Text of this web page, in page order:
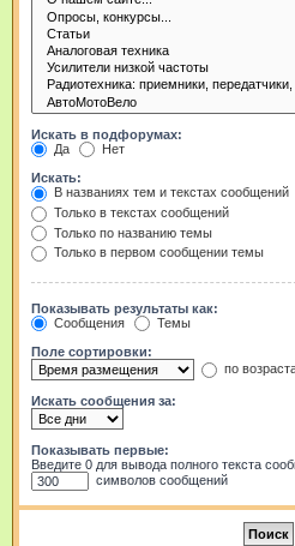
Искать в подфорумах:
Да
Нет
Искать:
В названиях тем и текстах сообщений
Только в текстах сообщений
Только по названию темы
Только в первом сообщении темы
Показывать результаты как:
Сообщения
Темы
Поле сортировки:
по
Искать сообщения за:
Показывать первые:
Введите 0 для вывода полного текста
символов сообщений